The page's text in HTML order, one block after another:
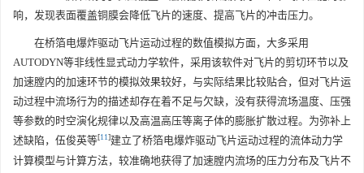
响，发现表面覆盖铜膜会降低飞片的速度、提高飞片的冲击压力。
在桥箔电爆炸驱动飞片运动过程的数值模拟方面，大多采用
AUTODYN等非线性显式动力学软件，采用该软件对飞片的剪切环节以及
加速膛内的加速环节的模拟效果较好，与实际结果比较贴合，但对飞片运
动过程中流场行为的描述却存在着不足与欠缺，没有获得流场温度、压强
等参数的时空演化规律以及高温高压等离子体的膨胀扩散过程。为弥补上
述缺陷，伍俊英等[11]建立了桥箔电爆炸驱动飞片运动过程的流体动力学
计算模型与计算方法，较准确地获得了加速膛内流场的压力分布及飞片不